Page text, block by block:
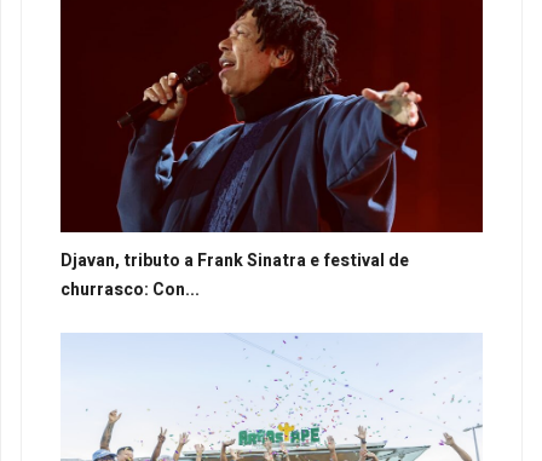
Djavan, tributo a Frank Sinatra e festival de
churrasco: Con...